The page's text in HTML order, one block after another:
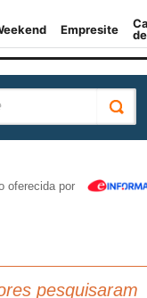
oferecida por
pesquisaram